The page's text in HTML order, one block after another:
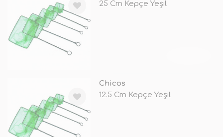
25 Cm Kepçe Yeşil
Chicos
12.5 Cm Kepçe Yeşil